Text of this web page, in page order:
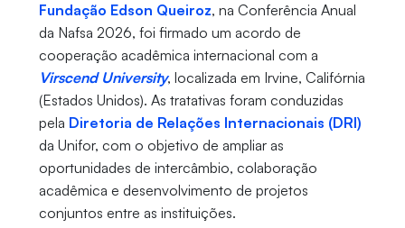
Fundação Edson Queiroz, na Conferência Anual
da Nafsa 2026, foi firmado um acordo de
cooperação acadêmica internacional com a
Virscend University, localizada em Irvine, Califórnia
(Estados Unidos). As tratativas foram conduzidas
pela Diretoria de Relações Internacionais (DRI)
da Unifor, com o objetivo de ampliar as
oportunidades de intercâmbio, colaboração
acadêmica e desenvolvimento de projetos
conjuntos entre as instituições.